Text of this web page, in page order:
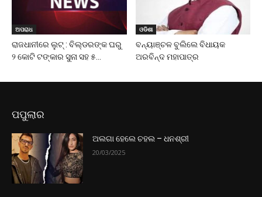
ଅପରାଧ
ରାଜଧାନୀରେ ଲୁଟ୍ : ବିଲ୍‌ଡରଙ୍କ ଘରୁ
୨ କୋଟି ଟଙ୍କାର ସୁନା ସହ ୫...
ଓଡିଶା
ବନ୍ୟାଞ୍ଚଳ ବୁଲିଲେ ବିଧାୟକ
ଅରବିନ୍ଦ ମହାପାତ୍ର
ପପୁଲାର
ଅଲଗା ହେଲେ ଚହଲ – ଧନଶ୍ରୀ
20/03/2025